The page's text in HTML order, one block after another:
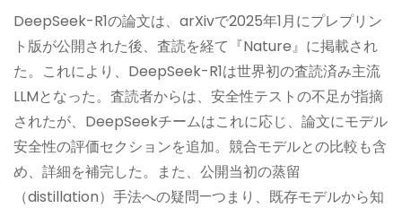
DeepSeek-R1の論文は、arXivで2025年1月にプレプリン
ト版が公開された後、査読を経て『Nature』に掲載され
た。これにより、DeepSeek-R1は世界初の査読済み主流
LLMとなった。査読者からは、安全性テストの不足が指摘
されたが、DeepSeekチームはこれに応じ、論文にモデル
安全性の評価セクションを追加。競合モデルとの比較も含
め、詳細を補完した。また、公開当初の蒸留
（distillation）手法への疑問—つまり、既存モデルから知